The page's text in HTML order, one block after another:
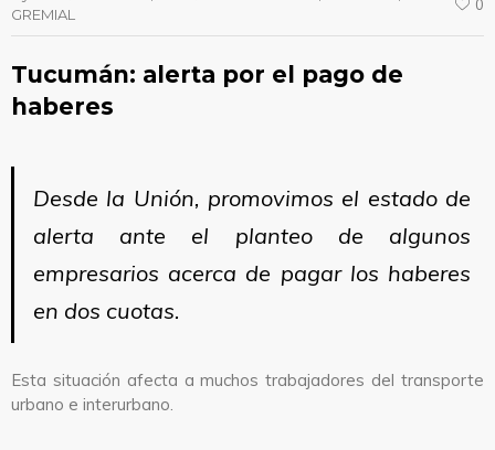
GREMIAL
0
Tucumán: alerta por el pago de
haberes
Desde la Unión, promovimos el estado de
alerta ante el planteo de algunos
empresarios acerca de pagar los haberes
en dos cuotas.
Esta situación afecta a muchos trabajadores del transporte
urbano e interurbano.